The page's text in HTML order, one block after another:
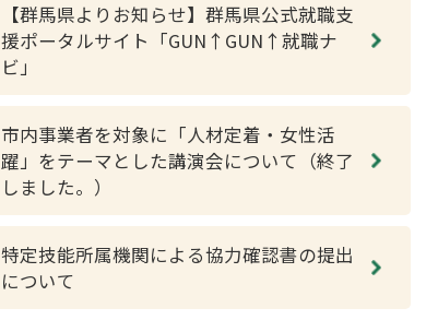
【群馬県よりお知らせ】群馬県公式就職支
援ポータルサイト「GUN↑GUN↑就職ナ
ビ」
市内事業者を対象に「人材定着・女性活
躍」をテーマとした講演会について（終了
しました。）
特定技能所属機関による協力確認書の提出
について